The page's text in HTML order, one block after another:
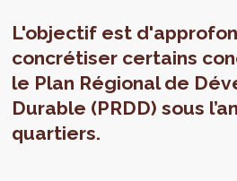
L'objectif est
concrétiser certains
le Plan Régional de
Durable (PRDD) sous
quartiers.